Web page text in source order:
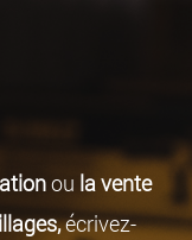
ou la vente
écrivez-